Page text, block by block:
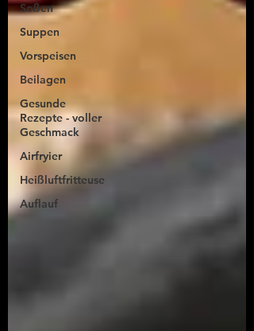
Soßen
Suppen
Vorspeisen
Beilagen
Gesunde
Rezepte - voller
Geschmack
Airfryier
Heißluftfritteuse
Auflauf